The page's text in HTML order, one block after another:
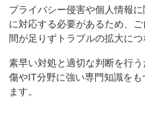
プライバシー侵害や個人情報
に対応する必要があるため、
間が足りずトラブルの拡大につ
素早い対処と適切な判断を行
傷やIT分野に強い専門知識を
ます。